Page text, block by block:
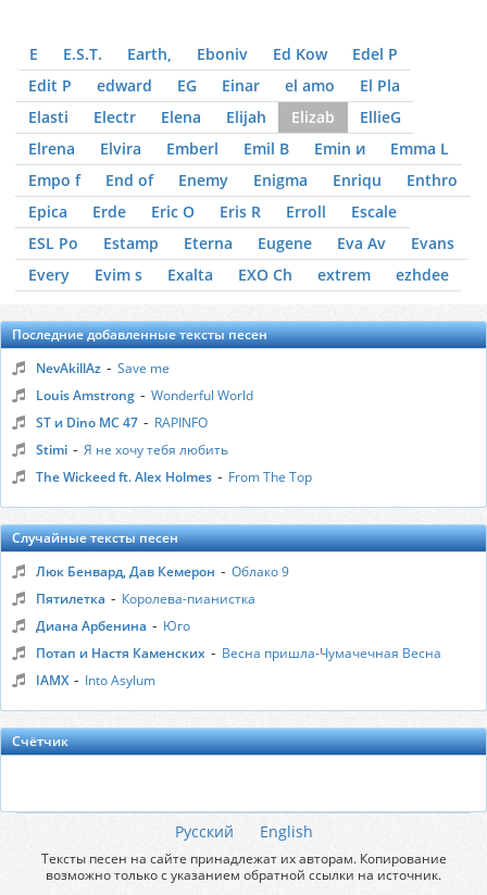
E E.S.T. Earth, Eboniv Ed Kow
Edel P
Edit P
edward EG Einar el amo
El Pla
Elasti
Electr Elena Elijah Elizab
EllieG
Elrena
Elvira Emberl Emil B Emin и
Emma L
Empo f
End of Enemy Enigma Enriqu
Enthro
Epica
Erde Eric O Eris R Erroll
Escale
ESL Po
Estamp Eterna Eugene Eva Av
Evans
Every
Evim s Exalta EXO Ch extrem ezhdee
Последние добавленные тексты песен
NevAkillAz - Save me
Louis Amstrong - Wonderful World
ST и Dino MC 47 - RAPINFO
Stimi - Я не хочу тебя любить
The Wickeed ft. Alex Holmes - From The Top
Случайные тексты песен
Люк Бенвард, Дав Кемерон - Облако 9
Пятилетка - Королева-пианистка
Диана Арбенина - Юго
Потап и Настя Каменских - Весна пришла-Чумачечная Весна
IAMX - Into Asylum
Счётчик
Русский English
Тексты песен на сайте принадлежат их авторам. Копирование
возможно только с указанием обратной ссылки на источник.